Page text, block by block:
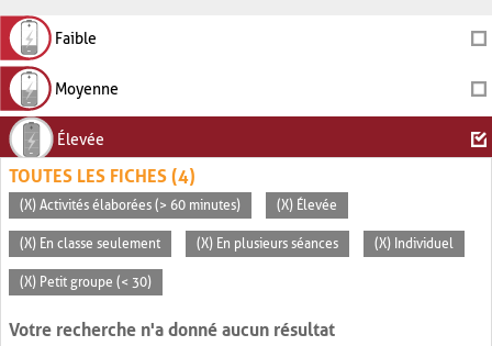
Faible
Moyenne
Élevée
TOUTES LES FICHES (4)
(X) Activités élaborées (> 60 minutes) (X) Élevée
(X) En classe seulement (X) En plusieurs séances (X) Individuel
(X) Petit groupe (< 30)
Votre recherche n'a donné aucun résultat